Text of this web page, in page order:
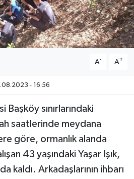
A- A+
- 16:56
Başköy sınırlarındaki
saatlerinde meydana
göre, ormanlık alanda
43 yaşındaki Yaşar Işık,
kaldı. Arkadaşlarının ihbarı